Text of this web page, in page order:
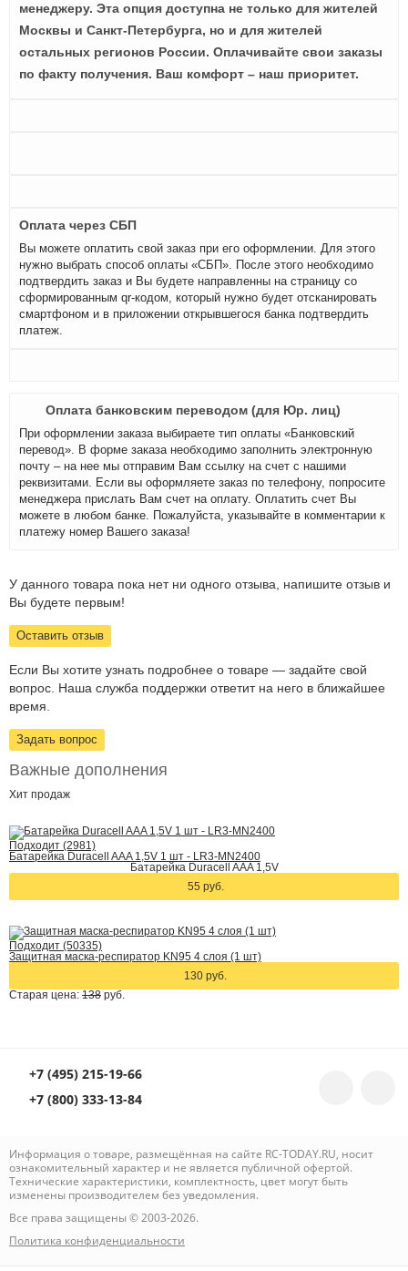
менеджеру. Эта опция доступна не только для жителей
Москвы и Санкт-Петербурга, но и для жителей
остальных регионов России. Оплачивайте свои заказы
по факту получения. Ваш комфорт – наш приоритет.
Оплата через СБП
Вы можете оплатить свой заказ при его оформлении. Для этого
нужно выбрать способ оплаты «СБП». После этого необходимо
подтвердить заказ и Вы будете направленны на страницу со
сформированным qr-кодом, который нужно будет отсканировать
смартфоном и в приложении открывшегося банка подтвердить
платеж.
Оплата банковским переводом (для Юр. лиц)
При оформлении заказа выбираете тип оплаты «Банковский
перевод». В форме заказа необходимо заполнить электронную
почту – на нее мы отправим Вам ссылку на счет с нашими
реквизитами. Если вы оформляете заказ по телефону, попросите
менеджера прислать Вам счет на оплату. Оплатить счет Вы
можете в любом банке. Пожалуйста, указывайте в комментарии к
платежу номер Вашего заказа!
У данного товара пока нет ни одного отзыва, напишите отзыв и
Вы будете первым!
Оставить отзыв
Если Вы хотите узнать подробнее о товаре — задайте свой
вопрос. Наша служба поддержки ответит на него в ближайшее
время.
Задать вопрос
Важные дополнения
Хит продаж
Подходит (2981)
Батарейка Duracell AAA 1,5V 1 шт - LR3-MN2400
Батарейка Duracell AAA 1,5V
55 руб.
Подходит (50335)
Защитная маска-респиратор KN95 4 слоя (1 шт)
130 руб.
Старая цена: 138 руб.
+7 (495) 215-19-66
+7 (800) 333-13-84
Информация о товаре, размещённая на сайте RC-TODAY.RU, носит
ознакомительный характер и не является публичной офертой.
Технические характеристики, комплектность, цвет могут быть
изменены производителем без уведомления.
Все права защищены © 2003-2026.
Политика конфиденциальности